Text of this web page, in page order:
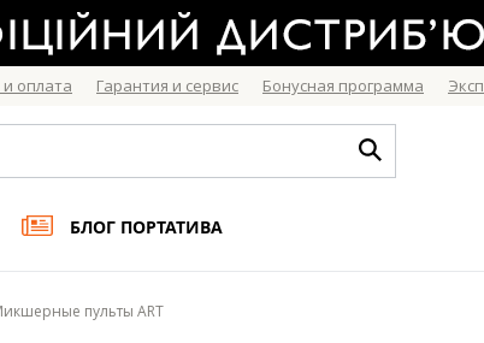
оплата Гарантия и сервис Бонусная программа
БЛОГ ПОРТАТИВА
пульты ART